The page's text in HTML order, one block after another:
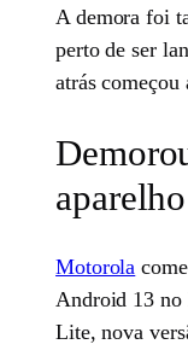
A demora foi
perto de ser
atrás começou
Motorola
Android 13 no
Lite, nova